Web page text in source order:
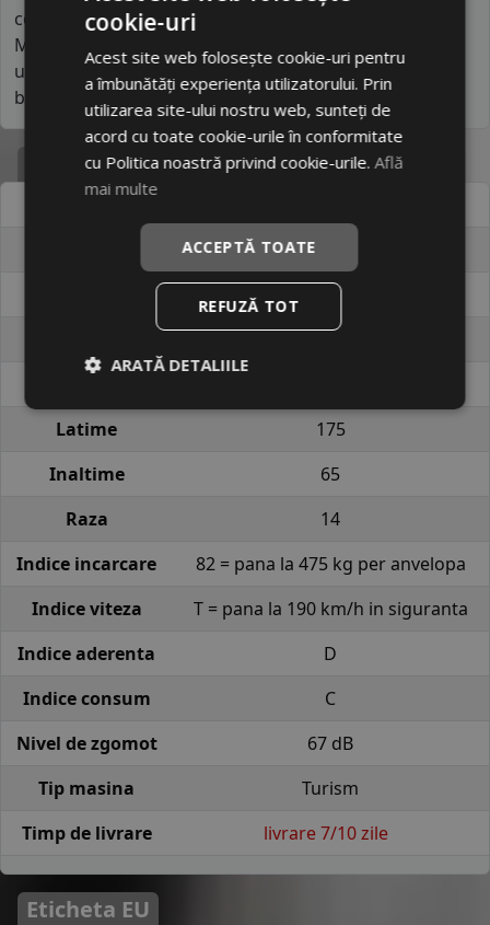
constantă în segmentul economic global. În general,
MILEVER oferă un comportament stabil în condus
urban și extraurban, fiind o alegere practică pentru
bugete reduse.
Specificatii
#19076955
6976540110056
MILEVER
Latime
175
Inaltime
65
Raza
14
Indice incarcare
82 = pana la 475 kg per anvelopa
Indice viteza
T = pana la 190 km/h in siguranta
Indice aderenta
D
Indice consum
C
Nivel de zgomot
67 dB
Tip masina
Turism
Timp de livrare
livrare 7/10 zile
Eticheta EU
cookie-uri
Acest site web folosește cookie-uri pentru
a îmbunătăți experiența utilizatorului. Prin
utilizarea site-ului nostru web, sunteți de
acord cu toate cookie-urile în conformitate
cu Politica noastră privind cookie-urile.Află
mai multe
ACCEPTĂ TOATE
REFUZĂ TOT
ARATĂ DETALIILE